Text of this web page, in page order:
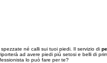
né calli sui tuoi piedi. Il servizio di
ad avere piedi più setosi e belli di
lo può fare per te?